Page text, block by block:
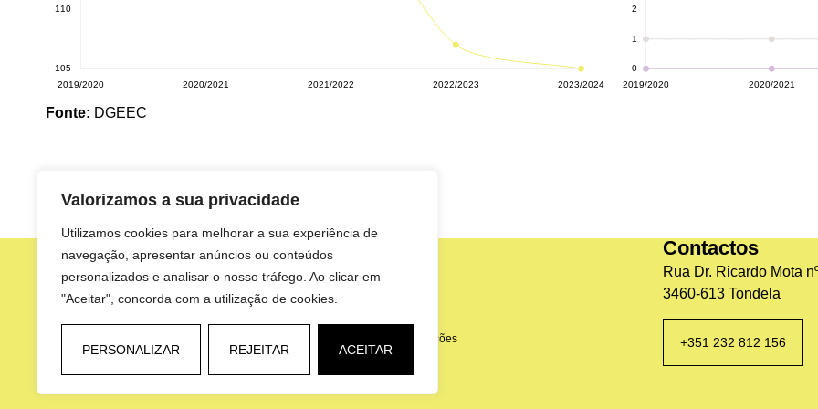
Valorizamos a sua privacidade
Utilizamos cookies para melhorar a sua experiência de
navegação, apresentar anúncios ou conteúdos
personalizados e analisar o nosso tráfego. Ao clicar em
"Aceitar", concorda com a utilização de cookies.
PERSONALIZAR REJEITAR ACEITAR
Fonte: DGEEC
Livro de Reclamações
Desenvolvido porMixlife
Contactos
Rua Dr. Ricardo Mota
3460-613 Tondela
+351 232 812 156